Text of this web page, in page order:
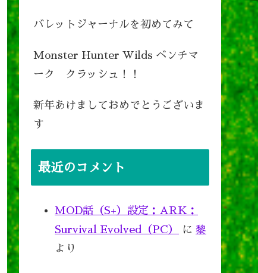
バレットジャーナルを初めてみて
Monster Hunter Wilds ベンチマ
ーク クラッシュ！！
新年あけましておめでとうございま
す
最近のコメント
MOD話（S+）設定：ARK：
Survival Evolved（PC）
に 黎
より